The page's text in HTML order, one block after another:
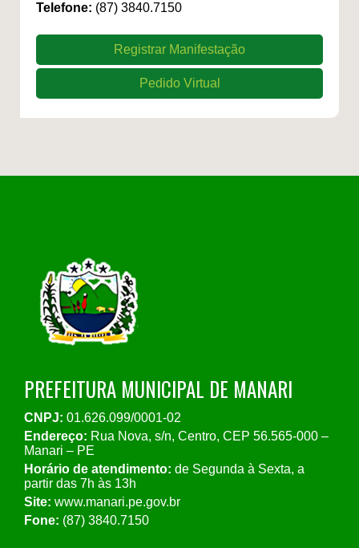
Telefone: (87) 3840.7150
Registrar Manifestação
Pedido Virtual
PREFEITURA MUNICIPAL DE MANARI
CNPJ: 01.626.099/0001-02
Endereço: Rua Nova, s/n, Centro, CEP 56.565-000 –
Manari – PE
Horário de atendimento: de Segunda à Sexta, a
partir das 7h às 13h
Site: www.manari.pe.gov.br
Fone: (87) 3840.7150